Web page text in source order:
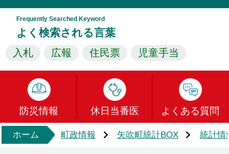
Frequently Searched Keyword
よく検索される言葉
入札 広報 住民票 児童手当
防災情報 休日当番医 よくある質問
ホーム 町政情報 矢吹町統計BOX 統計情